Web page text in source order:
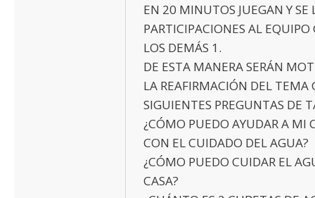
EN 20 MINUTOS JUEGAN Y SE
PARTICIPACIONES AL EQUIPO
LOS DEMÁS 1.
DE ESTA MANERA SERÁN
LA REAFIRMACIÓN DEL TEMA
SIGUIENTES PREGUNTAS DE
¿CÓMO PUEDO AYUDAR A MI
CON EL CUIDADO DEL AGUA?
¿CÓMO PUEDO CUIDAR EL
CASA?